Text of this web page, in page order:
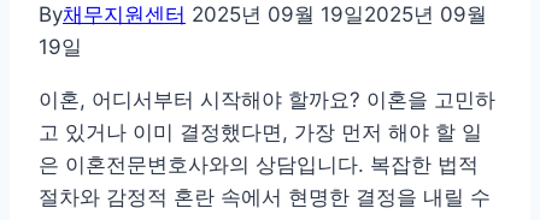
By채무지원센터 2025년 09월 19일2025년 09월
19일
이혼, 어디서부터 시작해야 할까요? 이혼을 고민하
고 있거나 이미 결정했다면, 가장 먼저 해야 할 일
은 이혼전문변호사와의 상담입니다. 복잡한 법적
절차와 감정적 혼란 속에서 현명한 결정을 내릴 수